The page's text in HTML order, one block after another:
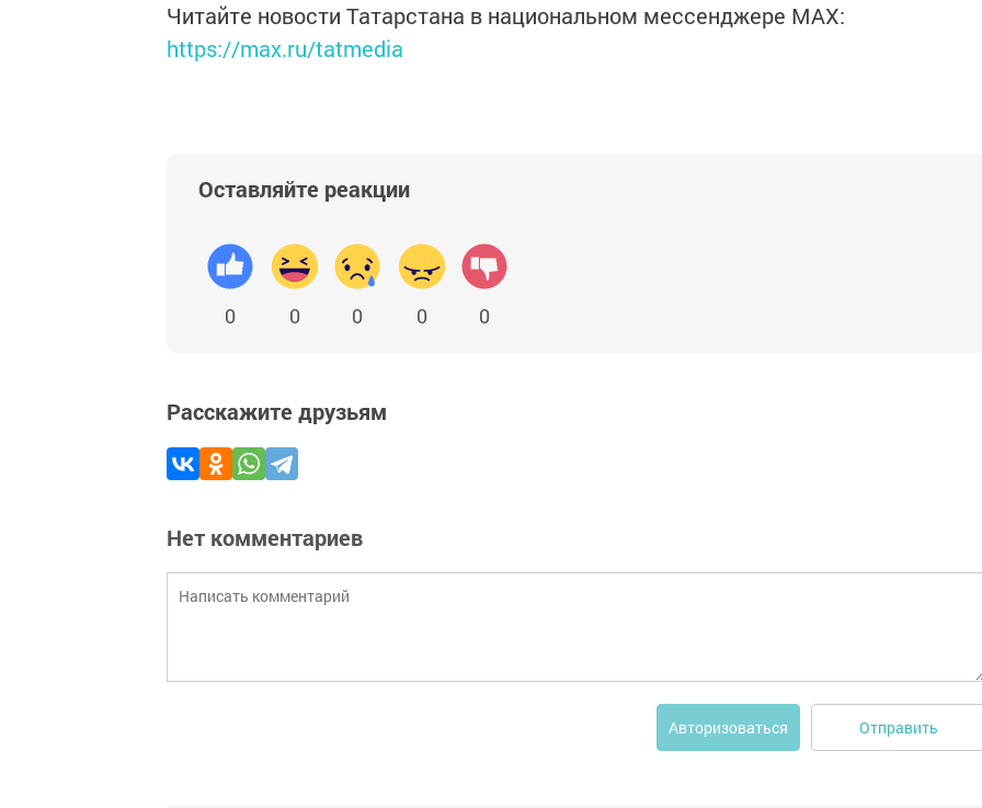
Читайте новости Татарстана в национальном мессенджере MАХ:
https://max.ru/tatmedia
Оставляйте реакции
0 0 0 0 0
Расскажите друзьям
Нет комментариев
Авторизоваться Отправить